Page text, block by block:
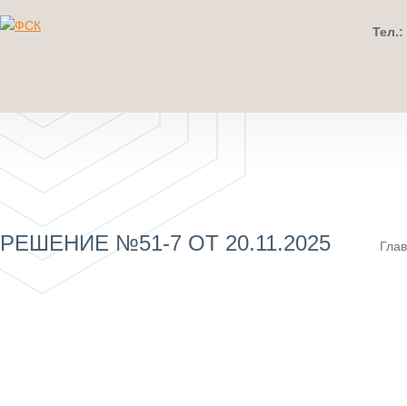
РЕШЕНИЕ №51-7 ОТ 20.11.2025
Тел.: